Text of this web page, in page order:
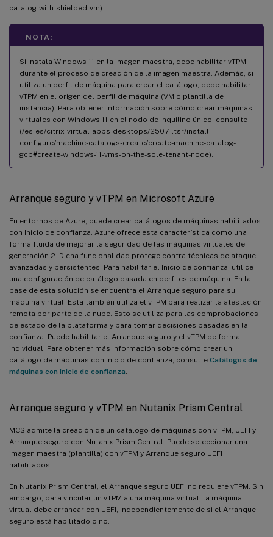
catalog-with-shielded-vm).
NOTA:
Si instala Windows 11 en la imagen maestra, debe habilitar vTPM
durante el proceso de creación de la imagen maestra. Además, si
utiliza un perfil de máquina para crear el catálogo, debe habilitar
vTPM en el origen del perfil de máquina (VM o plantilla de
instancia). Para obtener información sobre cómo crear máquinas
virtuales con Windows 11 en el nodo de inquilino único, consulte
(/es-es/citrix-virtual-apps-desktops/2507-ltsr/install-
configure/machine-catalogs-create/create-machine-catalog-
gcp#create-windows-11-vms-on-the-sole-tenant-node).
Arranque seguro y vTPM en Microsoft Azure
En entornos de Azure, puede crear catálogos de máquinas habilitados
con Inicio de confianza. Azure ofrece esta característica como una
forma fluida de mejorar la seguridad de las máquinas virtuales de
generación 2. Dicha funcionalidad protege contra técnicas de ataque
avanzadas y persistentes. Para habilitar el Inicio de confianza, utilice
una configuración de catálogo basada en perfiles de máquina. En la
base de esta solución se encuentra el Arranque seguro para su
máquina virtual. Esta también utiliza el vTPM para realizar la atestación
remota por parte de la nube. Esto se utiliza para las comprobaciones
de estado de la plataforma y para tomar decisiones basadas en la
confianza. Puede habilitar el Arranque seguro y el vTPM de forma
individual. Para obtener más información sobre cómo crear un
catálogo de máquinas con Inicio de confianza, consulte Catálogos de
máquinas con Inicio de confianza
Arranque seguro y vTPM en Nutanix Prism Central
MCS admite la creación de un catálogo de máquinas con vTPM, UEFI y
Arranque seguro con Nutanix Prism Central. Puede seleccionar una
imagen maestra (plantilla) con vTPM y Arranque seguro UEFI
habilitados.
En Nutanix Prism Central, el Arranque seguro UEFI no requiere vTPM. Sin
embargo, para vincular un vTPM a una máquina virtual, la máquina
virtual debe arrancar con UEFI, independientemente de si el Arranque
seguro está habilitado o no.